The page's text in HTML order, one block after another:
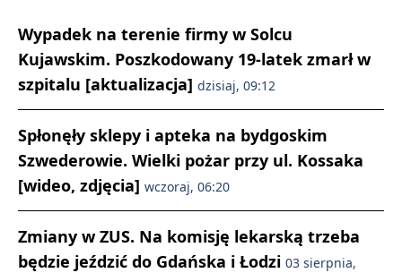
Wypadek na terenie firmy w Solcu
Kujawskim. Poszkodowany 19-latek zmarł w
szpitalu [aktualizacja] dzisiaj, 09:12
Spłonęły sklepy i apteka na bydgoskim
Szwederowie. Wielki pożar przy ul. Kossaka
[wideo, zdjęcia] wczoraj, 06:20
Zmiany w ZUS. Na komisję lekarską trzeba
będzie jeździć do Gdańska i Łodzi 03 sierpnia,